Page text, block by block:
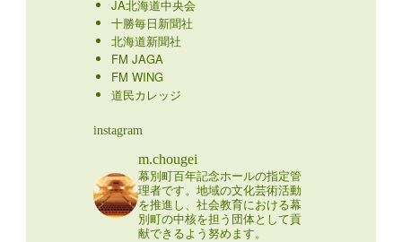
JA北海道中央会
十勝毎日新聞社
北海道新聞社
FM JAGA
FM WING
道民カレッジ
instagram
m.chougei
幕別町百年記念ホールの指定管
理者です。地域の文化芸術活動
を推進し、社会教育における幕
別町の中核を担う団体として貢
献できるよう努めます。